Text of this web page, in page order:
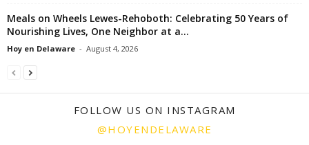
Meals on Wheels Lewes-Rehoboth: Celebrating 50 Years of
Nourishing Lives, One Neighbor at a...
Hoy en Delaware - August 4, 2026
FOLLOW US ON INSTAGRAM
@HOYENDELAWARE